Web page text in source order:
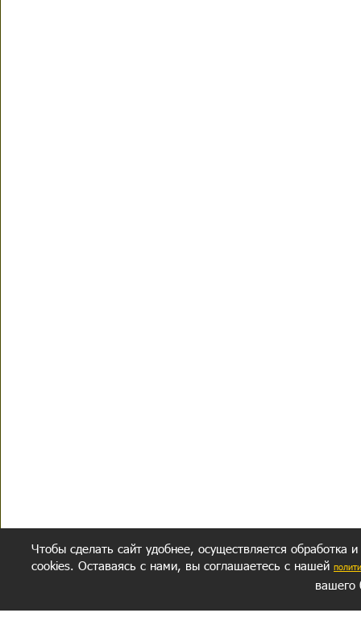
Чтобы сделать сайт удобнее, осуществляется обработка
cookies. Оставаясь с нами, вы соглашаетесь с нашей
вашего